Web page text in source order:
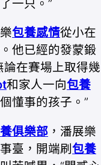
一只。”
包養感情從小在
他已經的發蒙鍛
論在賽場上取得幾
和家人一向包養
懂事的孩子。”
俱樂部 ，潘展樂
臺，開端刷 包養